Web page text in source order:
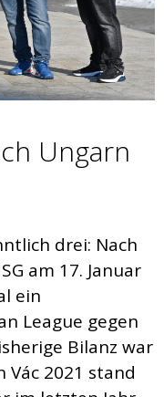
Ungarn
drei: Nach
am 17. Januar
ein
League gegen
Bilanz war
Vác 2021 stand